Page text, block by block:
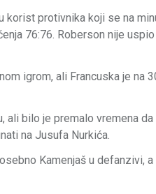
protivnika koji se na
76:76. Roberson nije
igrom, ali Francuska je na
ali bilo je premalo vremena
na Jusufa Nurkića.
Kamenjaš u defanzivi,